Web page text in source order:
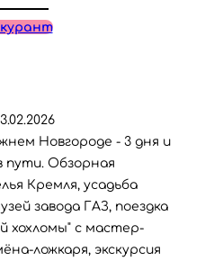
Новгороде - 3 дня и
пути. Обзорная
Кремля, усадьба
завода ГАЗ, поездка
хохломы" с мастер-
ложкаря, экскурсия